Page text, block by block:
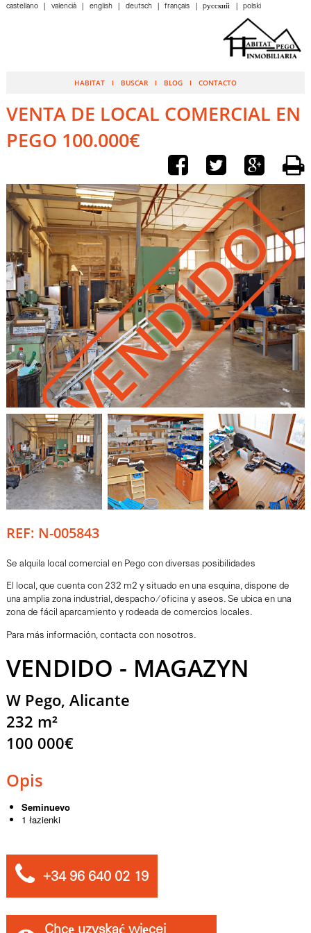
HABITAT BUSCAR BLOG CONTACTO
castellano valencià english deutsch français pусский polski
VENTA DE LOCAL COMERCIAL EN
PEGO 100.000€
VENDIDO
REF: N-005843
Se alquila local comercial en Pego con diversas posibilidades
El local, que cuenta con 232 m2 y situado en una esquina, dispone de
una amplia zona industrial, despacho/oficina y aseos. Se ubica en una
zona de fácil aparcamiento y rodeada de comercios locales.
Para más información, contacta con nosotros.
VENDIDO - MAGAZYN
W Pego, Alicante
232 m²
100 000€
Opis
Seminuevo
1 łazienki
+34 96 640 02 19